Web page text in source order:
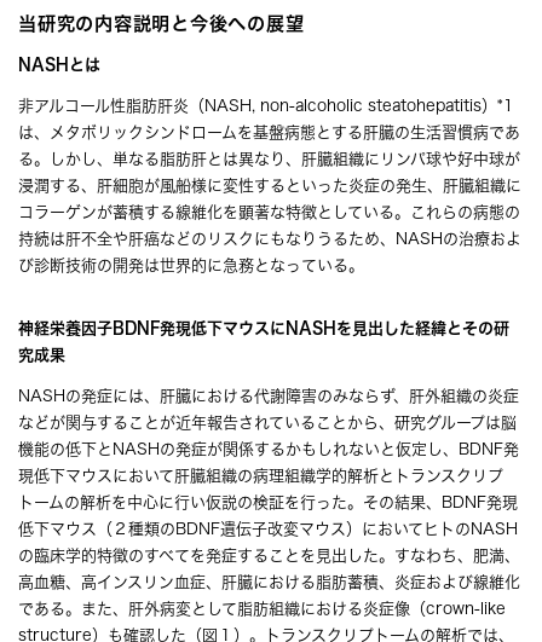
当研究の内容説明と今後への展望
NASHとは
非アルコール性脂肪肝炎（NASH, non-alcoholic steatohepatitis）*1
は、メタボリックシンドロームを基盤病態とする肝臓の生活習慣病であ
る。しかし、単なる脂肪肝とは異なり、肝臓組織にリンパ球や好中球が
浸潤する、肝細胞が風船様に変性するといった炎症の発生、肝臓組織に
コラーゲンが蓄積する線維化を顕著な特徴としている。これらの病態の
持続は肝不全や肝癌などのリスクにもなりうるため、NASHの治療およ
び診断技術の開発は世界的に急務となっている。
神経栄養因子BDNF発現低下マウスにNASHを見出した経緯とその研
究成果
NASHの発症には、肝臓における代謝障害のみならず、肝外組織の炎症
などが関与することが近年報告されていることから、研究グループは脳
機能の低下とNASHの発症が関係するかもしれないと仮定し、BDNF発
現低下マウスにおいて肝臓組織の病理組織学的解析とトランスクリプ
トームの解析を中心に行い仮説の検証を行った。その結果、BDNF発現
低下マウス（２種類のBDNF遺伝子改変マウス）においてヒトのNASH
の臨床学的特徴のすべてを発症することを見出した。すなわち、肥満、
高血糖、高インスリン血症、肝臓における脂肪蓄積、炎症および線維化
である。また、肝外病変として脂肪組織における炎症像（crown-like
structure）も確認した（図１）。トランスクリプトームの解析では、